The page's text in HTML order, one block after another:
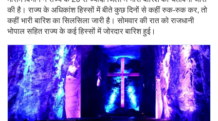
की है। राज्य के अधिकांश हिस्सों में बीते कुछ दिनों से कहीं रुक-रुक कर, तो
कहीं भारी बारिश का सिलसिला जारी है। सोमवार की रात को राजधानी
भोपाल सहित राज्य के कई हिस्सों में जोरदार बारिश हुई।